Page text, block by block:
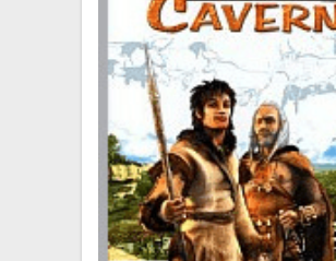
PRODEJNY
XZONE KLUB
TCG & BOARDGAME HUB
VÝKUP HER (BAZAR)